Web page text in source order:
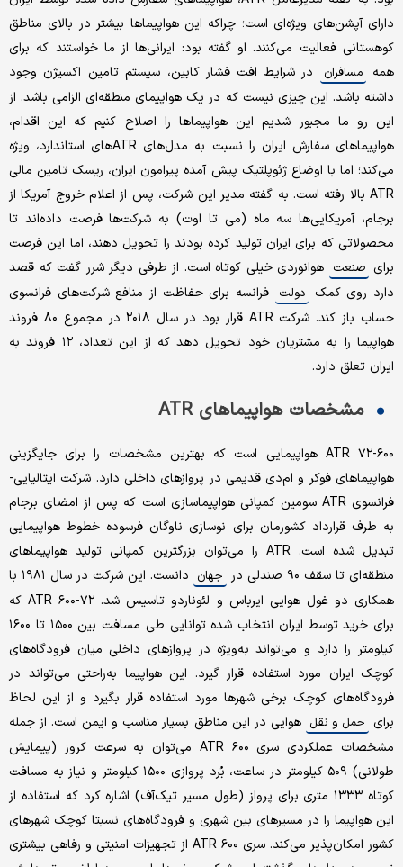
دارای آپشن‌های ویژه‌ای است؛ چراکه این هواپیماها بیشتر در بالای مناطق
کوهستانی فعالیت می‌کنند. او گفته بود: ایرانی‌ها از ما خواستند که برای
همه
مسافران
در شرایط افت فشار کابین، سیستم تامین اکسیژن وجود
داشته باشد. این چیزی نیست که در یک هواپیمای منطقه‌ای الزامی باشد. از
این رو ما مجبور شدیم این هواپیماها را اصلاح کنیم که این اقدام،
هواپیماهای سفارش ایران را نسبت به مدل‌های ATR‌های استاندارد، ویژه
می‌کند؛ اما با اوضاع ژئوپلتیک پیش آمده پیرامون ایران، ریسک تامین مالی
ATR بالا رفته است. به گفته مدیر این شرکت، پس از اعلام خروج آمریکا از
برجام، آمریکایی‌ها سه ماه (می تا اوت) به شرکت‌ها فرصت داده‌اند تا
محصولاتی که برای ایران تولید کرده بودند را تحویل دهند، اما این فرصت
برای صنعت هوانوردی خیلی کوتاه است. از طرفی دیگر شرر گفت که قصد
دارد روی کمک
دولت فرانسه برای حفاظت از منافع شرکت‌های فرانسوی
حساب باز کند. شرکت ATR قرار بود در سال ۲۰۱۸ در مجموع ۸۰ فروند
هواپیما را به مشتریان خود تحویل دهد که از این تعداد، ۱۲ فروند به
ایران تعلق دارد.
مشخصات هواپیماهای ATR
۷۲-۶۰۰ ATR هواپیمایی است که بهترین مشخصات را برای جایگزینی
هواپیماهای فوکر و ام‌دی قدیمی در پروازهای داخلی دارد. شرکت ایتالیایی-
فرانسوی ATR سومین کمپانی هواپیماسازی است که پس از امضای برجام
به طرف قرارداد کشورمان برای نوسازی ناوگان فرسوده خطوط هواپیمایی
تبدیل شده است. ATR را می‌توان بزرگترین کمپانی تولید هواپیماهای
منطقه‌ای تا سقف ۹۰ صندلی در
جهان
دانست. این شرکت در سال ۱۹۸۱ با
همکاری دو غول هوایی ایرباس و لئوناردو تاسیس شد. ۷۲-۶۰۰ ATR که
برای خرید توسط ایران انتخاب شده توانایی طی مسافت بین ۱۵۰۰ تا ۱۶۰۰
کیلومتر را دارد و می‌تواند به‌ویژه در پروازهای داخلی میان فرودگاه‌های
کوچک ایران مورد استفاده قرار گیرد. این هواپیما به‌راحتی می‌تواند در
فرودگاه‌های کوچک برخی شهرها مورد استفاده قرار بگیرد و از این لحاظ
برای حمل و نقل هوایی در این مناطق بسیار مناسب و ایمن است. از جمله
مشخصات عملکردی سری ATR ۶۰۰ می‌توان به سرعت کروز (پیمایش
طولانی) ۵۰۹ کیلومتر در ساعت، بُرد پروازی ۱۵۰۰ کیلومتر و نیاز به مسافت
کوتاه ۱۳۳۳ متری برای پرواز (طول مسیر تیک‌آف) اشاره کرد که استفاده از
این هواپیما را در مسیرهای بین شهری و فرودگاه‌های نسبتا کوچک شهرهای
کشور امکان‌پذیر می‌کند. سری ۶۰۰ ATR از تجهیزات امنیتی و رفاهی بیشتری